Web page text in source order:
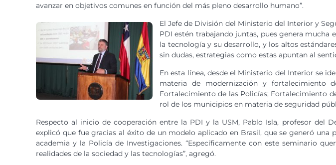
avanzar en objetivos comunes en función del más pleno desarrollo humano”.
El Jefe de División del Ministerio del Interior y
PDI estén trabajando juntas, pues genera mucha
la tecnología y su desarrollo, y los altos
sin dudas, estrategias como estas apuntan al
En esta línea, desde el Ministerio del Interior se
materia de modernización y fortalecimiento
Fortalecimiento de las Policías; Fortalecimiento
rol de los municipios en materia de seguridad
Respecto al inicio de cooperación entre la PDI y la USM, Pablo Isla, profesor del
explicó que fue gracias al éxito de un modelo aplicado en Brasil, que se generó
academia y la Policía de Investigaciones. “Específicamente con este seminario
realidades de la sociedad y las tecnologías”, agregó.